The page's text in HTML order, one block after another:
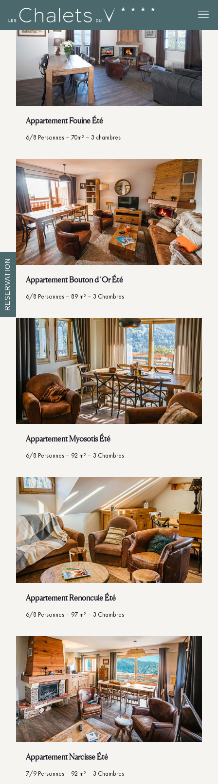
Appartement Fouine Été
6/8 Personnes – 70m² – 3 chambres
Appartement Bouton d´Or Été
6/8 Personnes – 89 m² – 3 Chambres
Appartement Myosotis Été
6/8 Personnes – 92 m² – 3 Chambres
Appartement Renoncule Été
6/8 Personnes – 97 m² – 3 Chambres
Appartement Narcisse Été
7/9 Personnes – 92 m² – 3 Chambres
RESERVATION